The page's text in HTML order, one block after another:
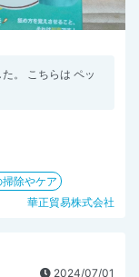
。 こちらは ペッ
掃除やケア
華正貿易株式会社
2024/07/01